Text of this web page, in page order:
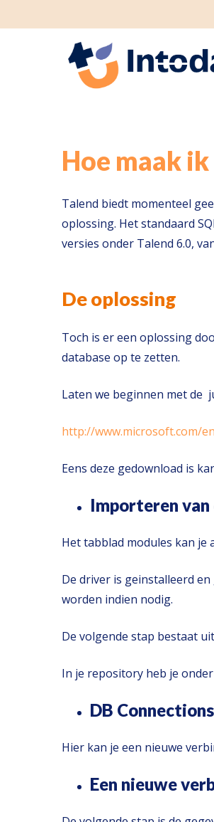
Hoe maak
Talend biedt momenteel
oplossing. Het standaard
versies onder Talend 6.0,
De oplossing
Toch is er een oplossing
database op te zetten.
Laten we beginnen met de
http://www.microsoft.com/
Eens deze gedownload is
Importeren
Het tabblad modules kan je
De driver is geinstalleerd
worden indien nodig.
De volgende stap bestaat
In je repository heb je
DB Connections
Hier kan je een nieuwe
Een nieuwe